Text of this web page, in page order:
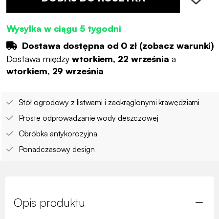
Wysyłka w ciągu 5 tygodni
Dostawa dostępna od 0 zł(zobacz warunki)
Dostawa między wtorkiem, 22 września a
wtorkiem, 29 września
Stół ogrodowy z listwami i zaokrąglonymi krawędziami
Proste odprowadzanie wody deszczowej
Obróbka antykorozyjna
Ponadczasowy design
Opis produktu